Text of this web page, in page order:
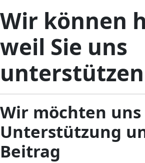
Wir können
weil Sie uns
Wir möchten
Unterstützung
Beitrag